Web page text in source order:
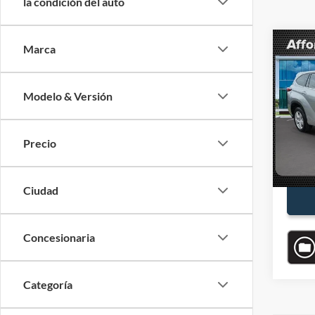
Marca
Modelo & Versión
Precio
Ciudad
Concesionaria
Categoría
2021
L
VIN: